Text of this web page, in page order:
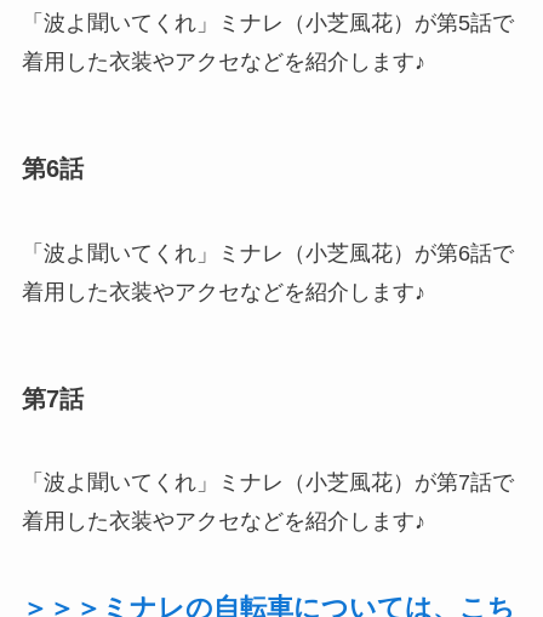
「波よ聞いてくれ」ミナレ（小芝風花）が第5話で
着用した衣装やアクセなどを紹介します♪
第6話
「波よ聞いてくれ」ミナレ（小芝風花）が第6話で
着用した衣装やアクセなどを紹介します♪
第7話
「波よ聞いてくれ」ミナレ（小芝風花）が第7話で
着用した衣装やアクセなどを紹介します♪
＞＞＞ミナレの自転車については、こち